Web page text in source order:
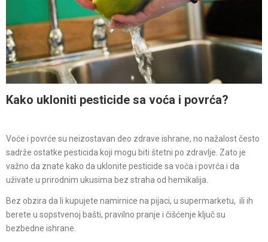
Kako ukloniti pesticide sa voća i povrća?
Voće i povrće su neizostavan deo zdrave ishrane, no nažalost često
sadrže ostatke pesticida koji mogu biti štetni po zdravlje. Zato je
važno da znate kako da uklonite pesticide sa voća i povrća i da
uživate u prirodnim ukusima bez straha od hemikalija.
Bez obzira da li kupujete namirnice na pijaci, u supermarketu, ili ih
berete u sopstvenoj bašti, pravilno pranje i čišćenje ključ su
bezbedne ishrane.